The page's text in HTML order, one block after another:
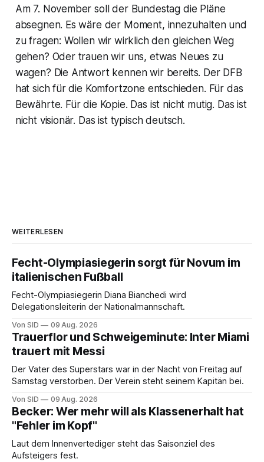
Am 7. November soll der Bundestag die Pläne
absegnen. Es wäre der Moment, innezuhalten und
zu fragen: Wollen wir wirklich den gleichen Weg
gehen? Oder trauen wir uns, etwas Neues zu
wagen? Die Antwort kennen wir bereits. Der DFB
hat sich für die Komfortzone entschieden. Für das
Bewährte. Für die Kopie. Das ist nicht mutig. Das ist
nicht visionär. Das ist typisch deutsch.
WEITERLESEN
Fecht-Olympiasiegerin sorgt für Novum im
italienischen Fußball
Fecht-Olympiasiegerin Diana Bianchedi wird
Delegationsleiterin der Nationalmannschaft.
Von SID 09 Aug. 2026
Trauerflor und Schweigeminute: Inter Miami
trauert mit Messi
Der Vater des Superstars war in der Nacht von Freitag auf
Samstag verstorben. Der Verein steht seinem Kapitän bei.
Von SID 09 Aug. 2026
Becker: Wer mehr will als Klassenerhalt hat
"Fehler im Kopf"
Laut dem Innenvertediger steht das Saisonziel des
Aufsteigers fest.